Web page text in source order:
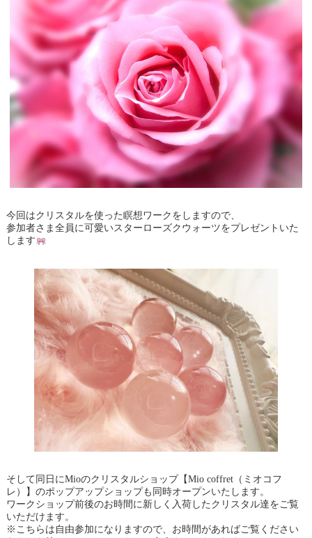
今回はクリスタルを使った瞑想ワークをしますので、
参加者さま全員に可愛いスターローズクウォーツをプレゼントいた
します
そして同日にMioのクリスタルショップ【Mio coffret（ミオコフ
レ）】のポップアップショップも同時オープンいたします。
ワークショップ前後のお時間に新しく入荷したクリスタル達をご覧
いただけます。
※こちらは自由参加になりますので、お時間があればご覧ください